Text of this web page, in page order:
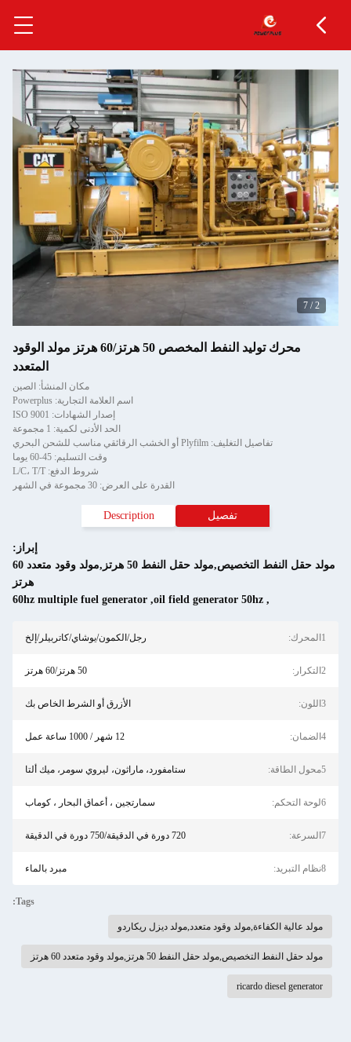
2
/
7
محرك توليد النفط المخصص 50 هرتز/60 هرتز مولد الوقود
المتعدد
مكان المنشأ: الصين
اسم العلامة التجارية: Powerplus
إصدار الشهادات: ISO 9001
الحد الأدنى لكمية: 1 مجموعة
تفاصيل التغليف: Plyfilm أو الخشب الرقائقي مناسب للشحن البحري
وقت التسليم: 45-60 يوما
شروط الدفع: L/C، T/T
القدرة على العرض: 30 مجموعة في الشهر
تفصيل Description
إبراز:
مولد حقل النفط التخصيص,مولد حقل النفط 50 هرتز,مولد وقود متعدد 60
هرتز
,
oil field generator 50hz
,
60hz multiple fuel generator
1المحرك: رجل/الكمون/يوشاي/كاتربيلر/إلخ
2التكرار: 50 هرتز/60 هرتز
3اللون: الأزرق أو الشرط الخاص بك
4الضمان: 12 شهر / 1000 ساعة عمل
5محول الطاقة: ستامفورد، ماراثون، ليروي سومر، ميك ألتا
6لوحة التحكم: سمارتجين ، أعماق البحار ، كوماب
7السرعة: 720 دورة في الدقيقة/750 دورة في الدقيقة
8نظام التبريد: مبرد بالماء
Tags:
مولد عالية الكفاءة,مولد وقود متعدد,مولد ديزل ريكاردو
مولد حقل النفط التخصيص,مولد حقل النفط 50 هرتز,مولد وقود متعدد 60 هرتز
ricardo diesel generator